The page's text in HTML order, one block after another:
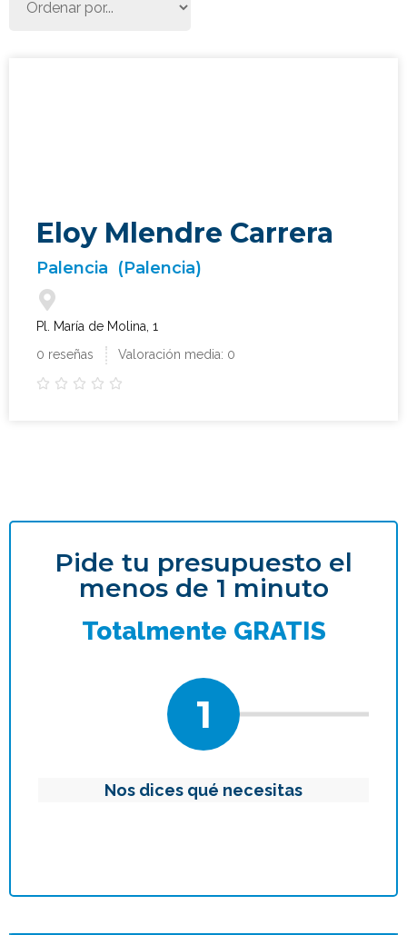
Eloy Mlendre Carrera
Palencia (Palencia)
Pl. María de Molina, 1
0 reseñas
Valoración media: 0
    
Pide tu presupuesto el
menos de 1 minuto
Totalmente GRATIS
1
Nos dices qué necesitas